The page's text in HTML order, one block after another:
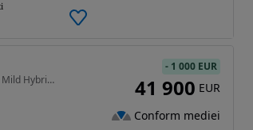
2993 cm3 • 286 CP • !! CREDIT Persoana Fizica // Mild Hybrid // Masaj // Pneumatic !!
- 1 000 EUR
41 900 EUR
Conform mediei